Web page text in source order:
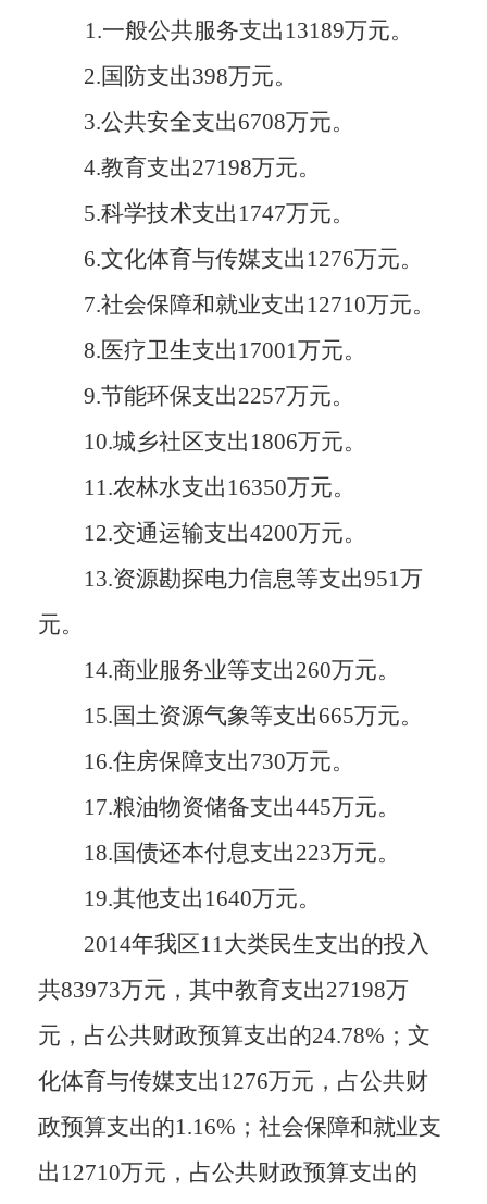
1.一般公共服务支出13189万元。
2.国防支出398万元。
3.公共安全支出6708万元。
4.教育支出27198万元。
5.科学技术支出1747万元。
6.文化体育与传媒支出1276万元。
7.社会保障和就业支出12710万元。
8.医疗卫生支出17001万元。
9.节能环保支出2257万元。
10.城乡社区支出1806万元。
11.农林水支出16350万元。
12.交通运输支出4200万元。
13.资源勘探电力信息等支出951万
元。
14.商业服务业等支出260万元。
15.国土资源气象等支出665万元。
16.住房保障支出730万元。
17.粮油物资储备支出445万元。
18.国债还本付息支出223万元。
19.其他支出1640万元。
2014年我区11大类民生支出的投入
共83973万元，其中教育支出27198万
元，占公共财政预算支出的24.78%； 文
化体育与传媒支出1276万元，占公共财
政预算支出的1.16%； 社会保障和就业支
出12710万元，占公共财政预算支出的